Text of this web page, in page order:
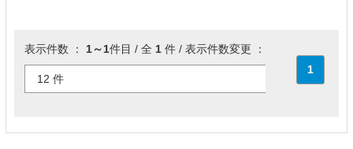
表示件数 ： 1～1件目 / 全 1 件 / 表示件数変更 ：
1